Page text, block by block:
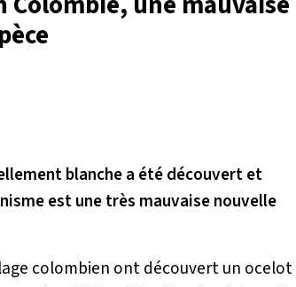
blanche a été découvert et
est une très mauvaise nouvelle
colombien ont découvert un ocelot